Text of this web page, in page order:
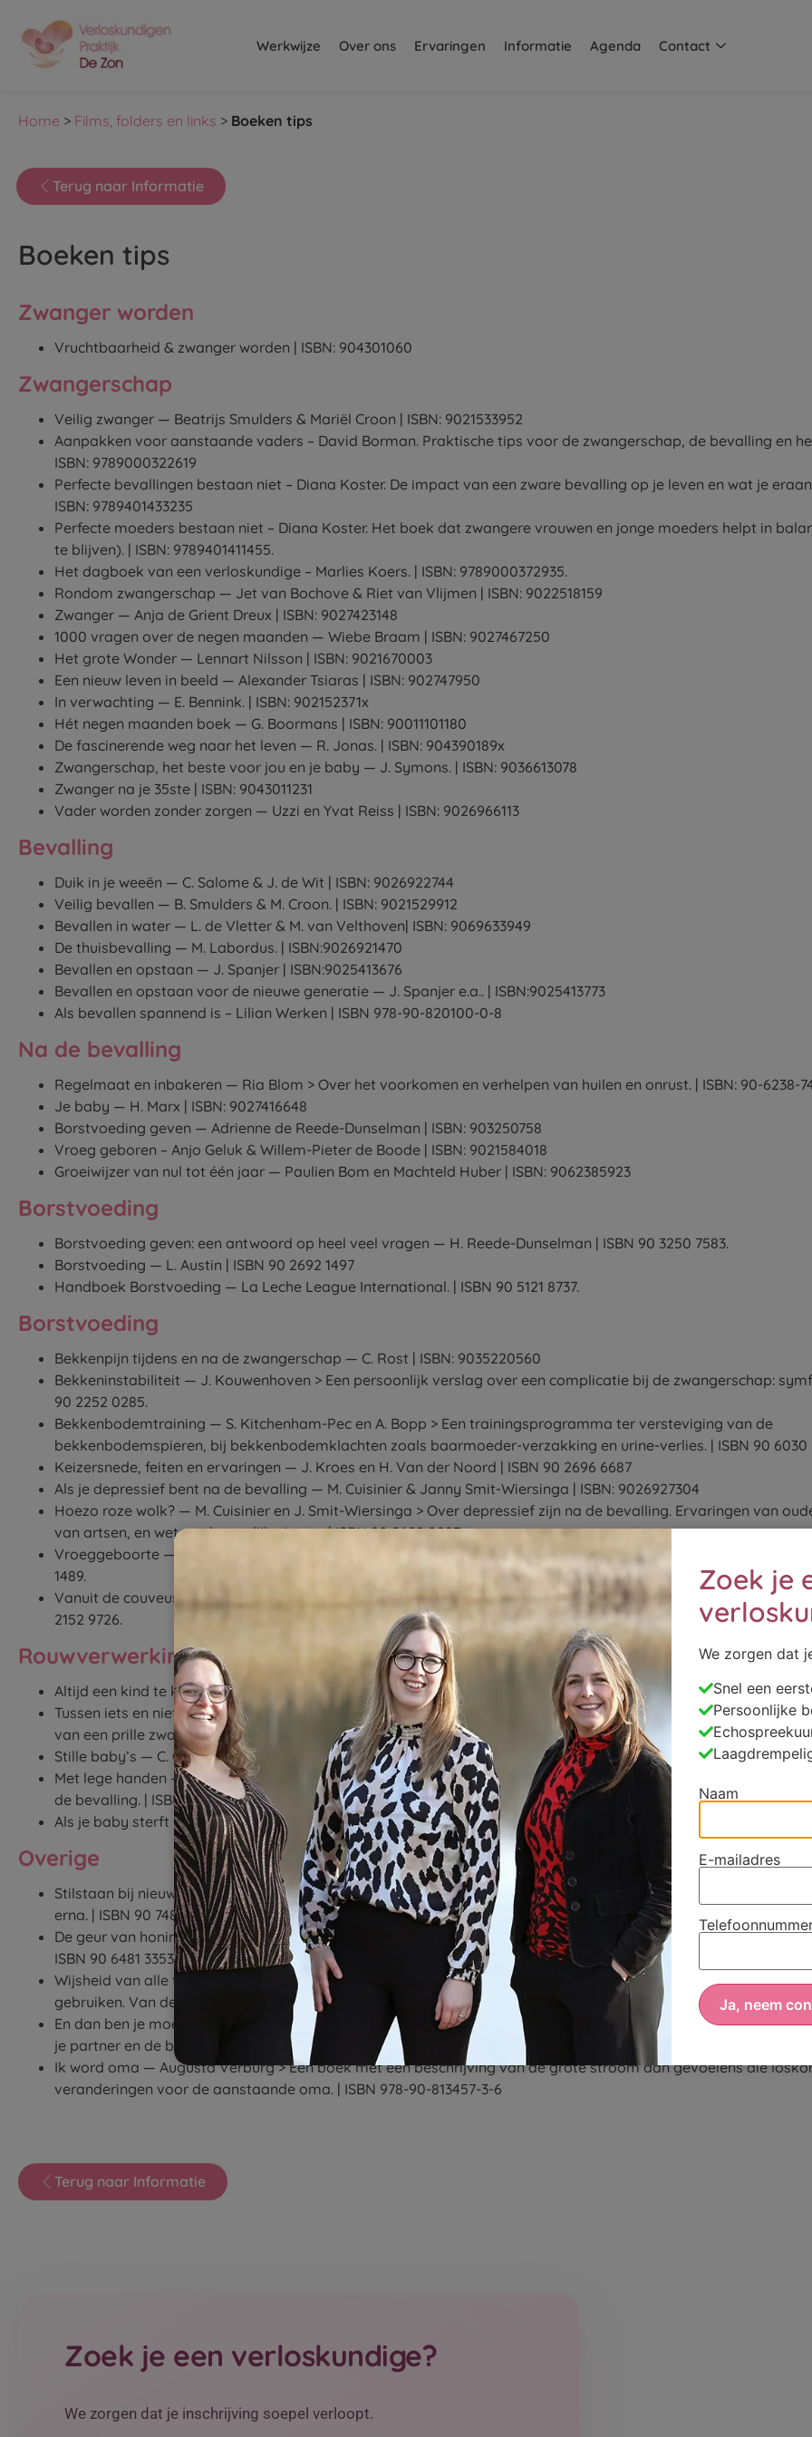
Werkwijze Over ons Ervaringen Informatie Agenda Contact
Home > Films, folders en links > Boeken tips
Terug naar Informatie
Boeken tips
Zwanger worden
Vruchtbaarheid & zwanger worden | ISBN: 904301060
Zwangerschap
Veilig zwanger — Beatrijs Smulders & Mariël Croon | ISBN: 9021533952
Aanpakken voor aanstaande vaders – David Borman. Praktische tips voor de zwangerschap, de bevalling en
ISBN: 9789000322619
Perfecte bevallingen bestaan niet – Diana Koster. De impact van een zware bevalling op je leven en wat je
ISBN: 9789401433235
Perfecte moeders bestaan niet – Diana Koster. Het boek dat zwangere vrouwen en jonge moeders helpt in
te blijven). | ISBN: 9789401411455.
Het dagboek van een verloskundige – Marlies Koers. | ISBN: 9789000372935.
Rondom zwangerschap — Jet van Bochove & Riet van Vlijmen | ISBN: 9022518159
Zwanger — Anja de Grient Dreux | ISBN: 9027423148
1000 vragen over de negen maanden — Wiebe Braam | ISBN: 9027467250
Het grote Wonder — Lennart Nilsson | ISBN: 9021670003
Een nieuw leven in beeld — Alexander Tsiaras | ISBN: 902747950
In verwachting — E. Bennink. | ISBN: 902152371x
Hét negen maanden boek — G. Boormans | ISBN: 90011101180
De fascinerende weg naar het leven — R. Jonas. | ISBN: 904390189x
Zwangerschap, het beste voor jou en je baby — J. Symons. | ISBN: 9036613078
Zwanger na je 35ste | ISBN: 9043011231
Vader worden zonder zorgen — Uzzi en Yvat Reiss | ISBN: 9026966113
Bevalling
Duik in je weeën — C. Salome & J. de Wit | ISBN: 9026922744
Veilig bevallen — B. Smulders & M. Croon. | ISBN: 9021529912
Bevallen in water — L. de Vletter & M. van Velthoven| ISBN: 9069633949
De thuisbevalling — M. Labordus. | ISBN:9026921470
Bevallen en opstaan — J. Spanjer | ISBN:9025413676
Bevallen en opstaan voor de nieuwe generatie — J. Spanjer e.a.. | ISBN:9025413773
Als bevallen spannend is – Lilian Werken | ISBN 978-90-820100-0-8
Na de bevalling
Regelmaat en inbakeren — Ria Blom > Over het voorkomen en verhelpen van huilen en onrust. | ISBN: 90-6238-
Je baby — H. Marx | ISBN: 9027416648
Borstvoeding geven — Adrienne de Reede-Dunselman | ISBN: 903250758
Vroeg geboren – Anjo Geluk & Willem-Pieter de Boode | ISBN: 9021584018
Groeiwijzer van nul tot één jaar — Paulien Bom en Machteld Huber | ISBN: 9062385923
Borstvoeding
Borstvoeding geven: een antwoord op heel veel vragen — H. Reede-Dunselman | ISBN 90 3250 7583.
Borstvoeding — L. Austin | ISBN 90 2692 1497
Handboek Borstvoeding — La Leche League International. | ISBN 90 5121 8737.
Borstvoeding
Bekkenpijn tijdens en na de zwangerschap — C. Rost | ISBN: 9035220560
Bekkeninstabiliteit — J. Kouwenhoven > Een persoonlijk verslag over een complicatie bij de zwangerschap:
90 2252 0285.
Bekkenbodemtraining — S. Kitchenham-Pec en A. Bopp > Een trainingsprogramma ter versteviging van de
bekkenbodemspieren, bij bekkenbodemklachten zoals baarmoeder-verzakking en urine-verlies. | ISBN 90 6030
Keizersnede, feiten en ervaringen — J. Kroes en H. Van der Noord | ISBN 90 2696 6687
Als je depressief bent na de bevalling — M. Cuisinier & Janny Smit-Wiersinga | ISBN: 9026927304
Hoezo roze wolk? — M. Cuisinier en J. Smit-Wiersinga > Over depressief zijn na de bevalling. Ervaringen van
van artsen, en wetenschappelijk nieuws. | ISBN 90 2692 0997.
Vroeggeboorte — C. De Vos > Een kijkje in de wereld van de ‘hightech’ wereld van de neonatale ‘intensive care’ |
1489.
Vanuit de couveuse de wereld in — Z. Van der Heyden > Antwoorden op vragen van ouders van een couveuse-
2152 9726.
Rouwverwerking
Altijd een kind te kort – Jeannette Rietberg, Maria Pel | ISBN 97 8908 21495
Tussen iets en niets — B. Spitz, M. Keirse en A. Vandermeulen > Een boek van Vlaamse auteurs over het
van een prille zwangerschap. | ISBN 90 2093 4449.
Stille baby’s — C. Geerinck-Vercammen > Rouwverwerking bij doodgeboorte en zwangerschapsafbreking. |
Met lege handen — M. Cuisinier en H. Jansen > Vrouwen aan het woord over het verlies van hun baby in de
de bevalling. | ISBN 90 2696 6997.
Als je baby sterft — M. Cuisinier & H. Janssen | ISBN: 9026925360
Overige
Stilstaan bij nieuw leven — R. Drost-Borst > Stilstaan bij de diepere betekenis van zwangerschap, geboorte en
erna. | ISBN 90 7489 9870
De geur van honing en jonge melk – Nederlandstalige gedichten over geboorte. Samengesteld door H. van
ISBN 90 6481 3353.
Wijsheid van alle tijden over zwanger zijn, geboorte en moederschap — D. Jackson, Dochters van Eva > Over
gebruiken. Van de Roemenen tot de Maori
En dan ben je moeder — K. Figes > Boek over de nieuwe levensfase. Over tegenstrijdige gevoelens, de
je partner en de buitenwereld en de overweldigende emoties. | ISBN 90 2153 3839.
Ik word oma — Augusta Verburg > Een boek met een beschrijving van de grote stroom aan gevoelens die
veranderingen voor de aanstaande oma. | ISBN 978-90-813457-3-6
Terug naar Informatie
Zoek je een verloskundige?
We zorgen dat je inschrijving soepel verloopt.
Zoek je
We zorgen dat
Snel een
Persoonlijke
Naam
E-mailadres